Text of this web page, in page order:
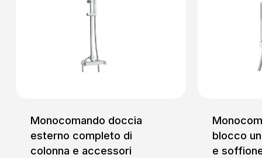
Monocomando doccia
esterno completo di
colonna e accessori
blocco
e